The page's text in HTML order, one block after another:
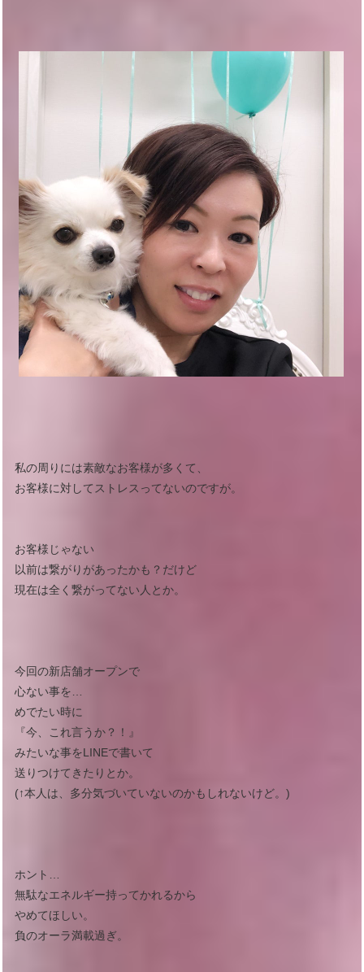
私の周りには素敵なお客様が多くて、
お客様に対してストレスってないのですが。
お客様じゃない
以前は繋がりがあったかも？だけど
現在は全く繋がってない人とか。
今回の新店舗オープンで
心ない事を…
めでたい時に
『今、これ言うか？！』
みたいな事をLINEで書いて
送りつけてきたりとか。
(↑本人は、多分気づいていないのかもしれないけど。)
ホント…
無駄なエネルギー持ってかれるから
やめてほしい。
負のオーラ満載過ぎ。